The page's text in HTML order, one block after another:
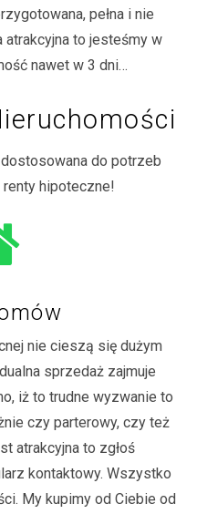
pełna i nie
to jesteśmy w
nawet w 3 dni…
do potrzeb
renty hipoteczne!
nie cieszą się dużym
sprzedaż zajmuje
iż to trudne wyzwanie to
czy parterowy, czy też
atrakcyjna to zgłoś
kontaktowy. Wszystko
My kupimy od Ciebie od